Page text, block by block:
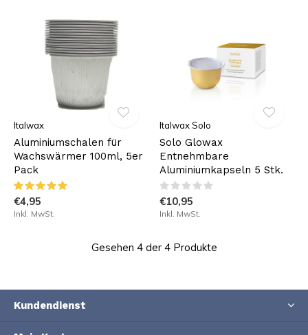
Italwax
Aluminiumschalen für
Wachswärmer 100ml, 5er
Pack
€4,95
Inkl. MwSt.
Italwax Solo
Solo Glowax
Entnehmbare
Aluminiumkapseln 5 Stk.
€10,95
Inkl. MwSt.
Gesehen 4 der 4 Produkte
Kundendienst